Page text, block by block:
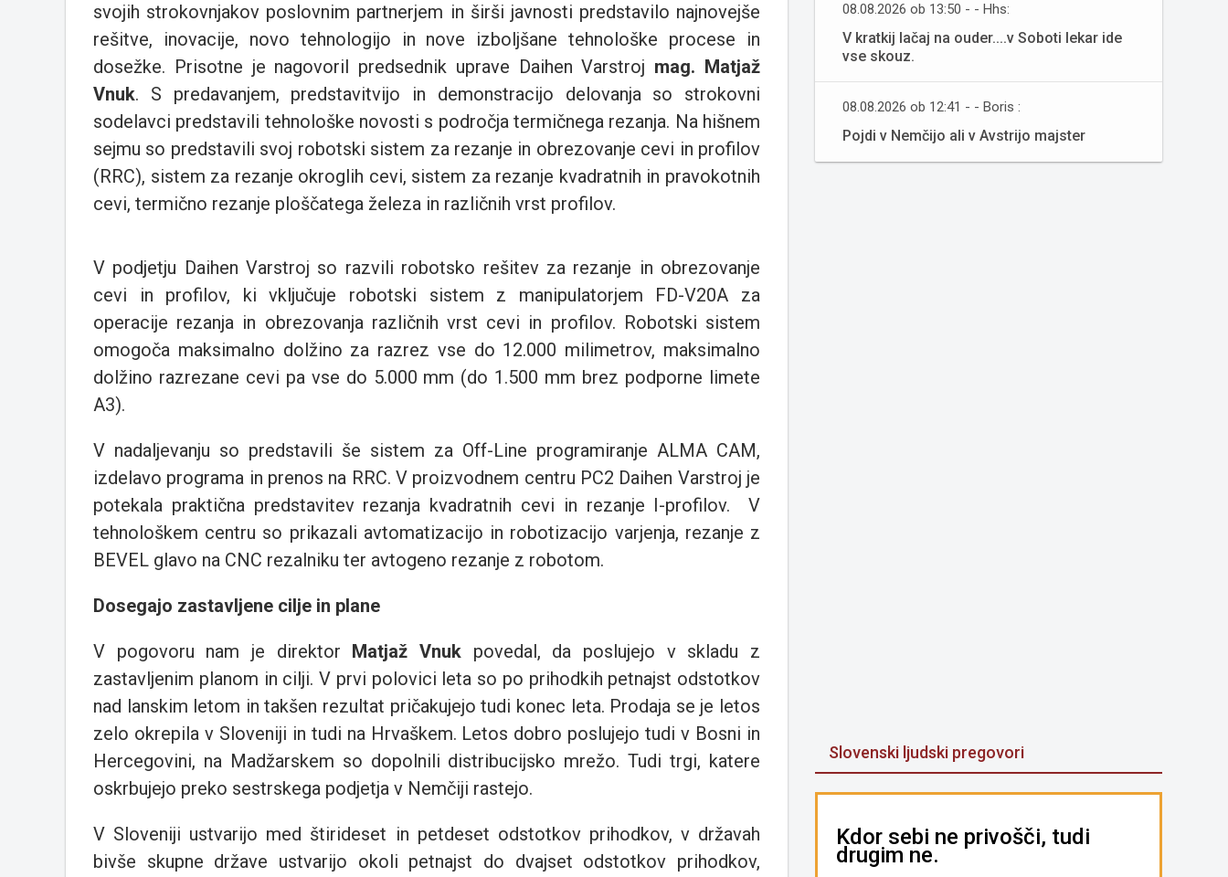
svojih strokovnjakov poslovnim partnerjem in širši javnosti predstavilo najnovejše
rešitve, inovacije, novo tehnologijo in nove izboljšane tehnološke procese in
dosežke. Prisotne je nagovoril predsednik uprave Daihen Varstroj mag. Matjaž
Vnuk. S predavanjem, predstavitvijo in demonstracijo delovanja so strokovni
sodelavci predstavili tehnološke novosti s področja termičnega rezanja. Na hišnem
sejmu so predstavili svoj robotski sistem za rezanje in obrezovanje cevi in profilov
(RRC), sistem za rezanje okroglih cevi, sistem za rezanje kvadratnih in pravokotnih
cevi, termično rezanje ploščatega železa in različnih vrst profilov.
V podjetju Daihen Varstroj so razvili robotsko rešitev za rezanje in obrezovanje
cevi in profilov, ki vključuje robotski sistem z manipulatorjem FD-V20A za
operacije rezanja in obrezovanja različnih vrst cevi in profilov. Robotski sistem
omogoča maksimalno dolžino za razrez vse do 12.000 milimetrov, maksimalno
dolžino razrezane cevi pa vse do 5.000 mm (do 1.500 mm brez podporne limete
A3).
V nadaljevanju so predstavili še sistem za Off-Line programiranje ALMA CAM,
izdelavo programa in prenos na RRC. V proizvodnem centru PC2 Daihen Varstroj je
potekala praktična predstavitev rezanja kvadratnih cevi in rezanje I-profilov. V
tehnološkem centru so prikazali avtomatizacijo in robotizacijo varjenja, rezanje z
BEVEL glavo na CNC rezalniku ter avtogeno rezanje z robotom.
Dosegajo zastavljene cilje in plane
V pogovoru nam je direktor Matjaž Vnuk povedal, da poslujejo v skladu z
zastavljenim planom in cilji. V prvi polovici leta so po prihodkih petnajst odstotkov
nad lanskim letom in takšen rezultat pričakujejo tudi konec leta. Prodaja se je letos
zelo okrepila v Sloveniji in tudi na Hrvaškem. Letos dobro poslujejo tudi v Bosni in
Hercegovini, na Madžarskem so dopolnili distribucijsko mrežo. Tudi trgi, katere
oskrbujejo preko sestrskega podjetja v Nemčiji rastejo.
V Sloveniji ustvarijo med štirideset in petdeset odstotkov prihodkov, v državah
bivše skupne države ustvarijo okoli petnajst do dvajset odstotkov prihodkov,
08.08.2026 ob 13:50 - - Hhs:
V kratkij lačaj na ouder....v Soboti lekar ide
vse skouz.
08.08.2026 ob 12:41 - - Boris :
Pojdi v Nemčijo ali v Avstrijo majster
Slovenski ljudski pregovori
Kdor sebi ne privošči, tudi
drugim ne.